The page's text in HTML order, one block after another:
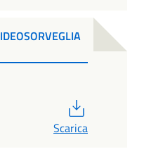
Scarica